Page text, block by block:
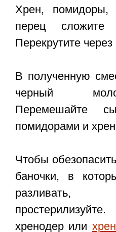
Хрен, помидоры,
перец
Перекрутите
В полученную
черный
Перемешайте
помидорами и
Чтобы
баночки, в
разливать,
хренодер или